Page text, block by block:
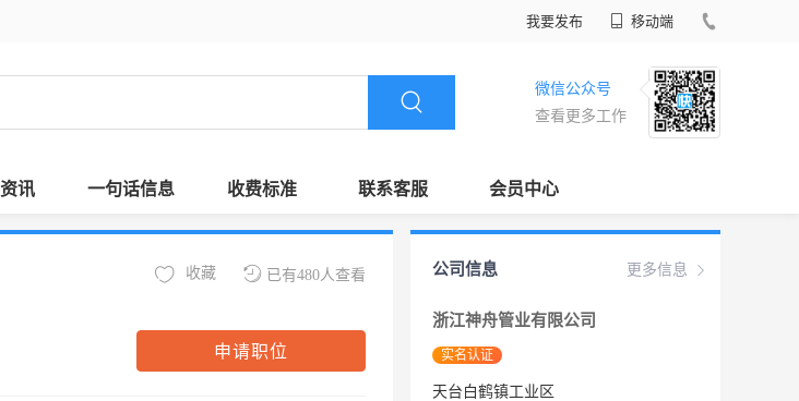
我要发布 移动端
微信公众号
查看更多工作
讯 一句话信息 收费标准 联系客服 会员中心
已有480人查看
收藏
申请职位
更多信息
公司信息
浙江神舟管业有限公司
实名认证
天台白鹤镇工业区